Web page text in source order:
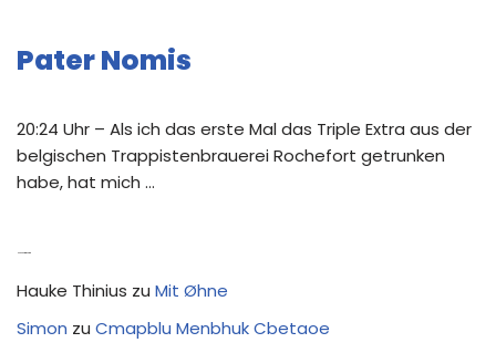
Pater Nomis
20:24 Uhr – Als ich das erste Mal das Triple Extra aus der
belgischen Trappistenbrauerei Rochefort getrunken
habe, hat mich …
Hauke Thinius zu Mit Øhne
Simon zu Cmapblu Menbhuk Cbetaoe